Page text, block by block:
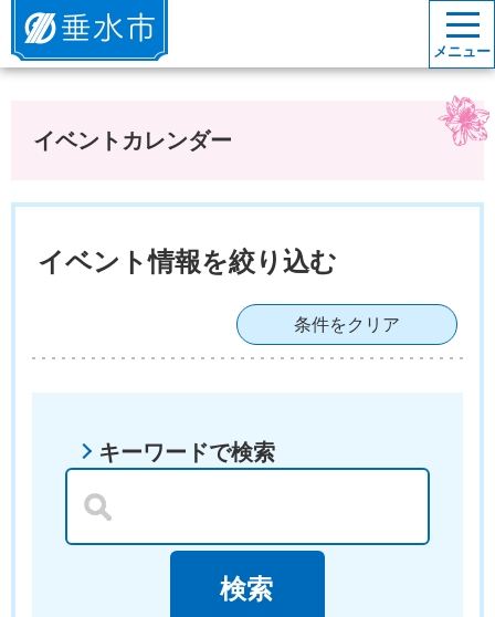
垂水市
メニュー
イベントカレンダー
イベント情報を絞り込む
条件をクリア
キーワードで検索